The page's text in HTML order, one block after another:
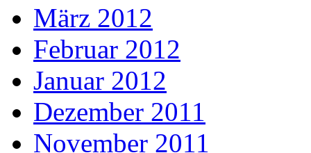
März 2012
Februar 2012
Januar 2012
Dezember 2011
November 2011